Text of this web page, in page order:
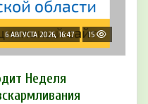
6 АВГУСТА 2026, 16:47 15
Неделя